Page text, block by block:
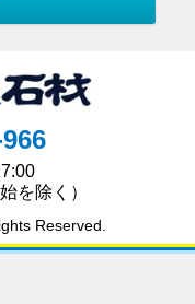
を除く）
Reserved.